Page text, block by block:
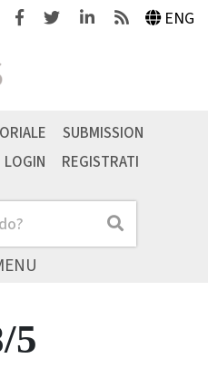
FacebookTwitterLinkedinFeeds ENG
Cerca
SUBMISSION
LOGIN REGISTRATI
5